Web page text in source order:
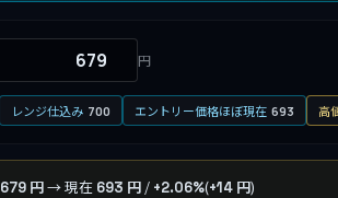
円
レンジ仕込み 700 エントリー価格ほぼ現在 693 高
679 円→ 現在 693 円 / +2.06%(+14 円)